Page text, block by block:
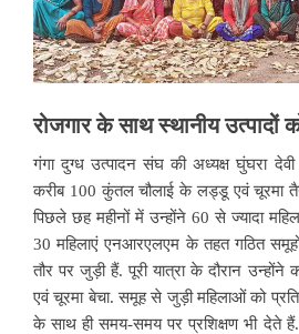
रोजगार के साथ स्थानीय उत्पादों
गंगा दुग्ध उत्पादन संघ की अध्यक्ष घुंघरा देवी
करीब 100 कुंतल चौलाई के लड्डू एवं चूरमा
पिछले छह महीनों में उन्होंने 60 से ज्यादा
30 महिलाएं एनआरएलएम के तहत गठित
तौर पर जुड़ी हैं. पूरी यात्रा के दौरान
एवं चूरमा बेचा. समूह से जुड़ी महिलाओं को
के साथ ही समय-समय पर प्रशिक्षण भी देते हैं.